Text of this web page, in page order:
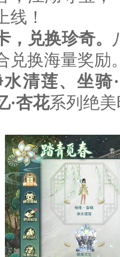
线！
，兑换珍奇。
兑换海量奖励
水清莲、坐骑
·杏花系列绝